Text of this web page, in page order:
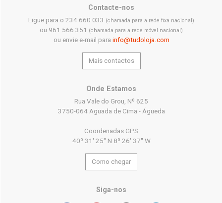
Contacte-nos
Ligue para o 234 660 033 (chamada para a rede fixa nacional)
ou 961 566 351 (chamada para a rede móvel nacional)
ou envie e-mail para info@tudoloja.com
Mais contactos
Onde Estamos
Rua Vale do Grou, Nº 625
3750-064 Aguada de Cima - Águeda
Coordenadas GPS
40º 31' 25'' N 8º 26' 37'' W
Como chegar
Siga-nos